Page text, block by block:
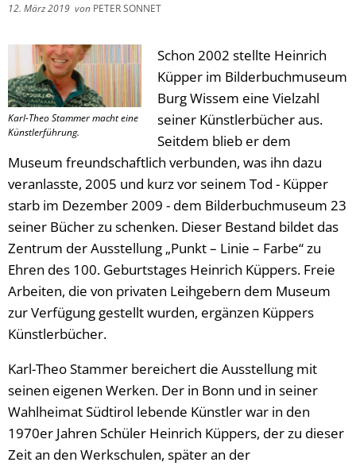
12. März 2019 von PETER SONNET
Karl-Theo Stammer macht eine
Künstlerführung.
Schon 2002 stellte Heinrich
Küpper im Bilderbuchmuseum
Burg Wissem eine Vielzahl
seiner Künstlerbücher aus.
Seitdem blieb er dem
Museum freundschaftlich verbunden, was ihn dazu
veranlasste, 2005 und kurz vor seinem Tod - Küpper
starb im Dezember 2009 - dem Bilderbuchmuseum 23
seiner Bücher zu schenken. Dieser Bestand bildet das
Zentrum der Ausstellung „Punkt – Linie – Farbe“ zu
Ehren des 100. Geburtstages Heinrich Küppers. Freie
Arbeiten, die von privaten Leihgebern dem Museum
zur Verfügung gestellt wurden, ergänzen Küppers
Künstlerbücher.
Karl-Theo Stammer bereichert die Ausstellung mit
seinen eigenen Werken. Der in Bonn und in seiner
Wahlheimat Südtirol lebende Künstler war in den
1970er Jahren Schüler Heinrich Küppers, der zu dieser
Zeit an den Werkschulen, später an der